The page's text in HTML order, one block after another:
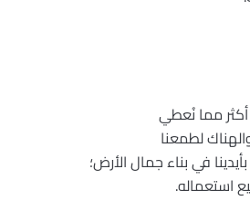
مما نُعطي
لطمعنا
في بناء جمال الأرض؛
استعماله.